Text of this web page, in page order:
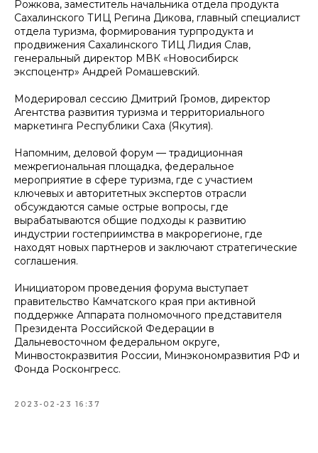
Рожкова, заместитель начальника отдела продукта
Сахалинского ТИЦ Регина Дикова, главный специалист
отдела туризма, формирования турпродукта и
продвижения Сахалинского ТИЦ Лидия Слав,
генеральный директор МВК «Новосибирск
экспоцентр» Андрей Ромашевский.
Модерировал сессию Дмитрий Громов, директор
Агентства развития туризма и территориального
маркетинга Республики Саха (Якутия).
Напомним, деловой форум — традиционная
межрегиональная площадка, федеральное
мероприятие в сфере туризма, где с участием
ключевых и авторитетных экспертов отрасли
обсуждаются самые острые вопросы, где
вырабатываются общие подходы к развитию
индустрии гостеприимства в макрорегионе, где
находят новых партнеров и заключают стратегические
соглашения.
Инициатором проведения форума выступает
правительство Камчатского края при активной
поддержке Аппарата полномочного представителя
Президента Российской Федерации в
Дальневосточном федеральном округе,
Минвостокразвития России, Минэкономразвития РФ и
Фонда Росконгресс.
2023-02-23 16:37